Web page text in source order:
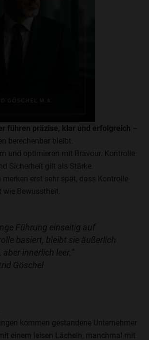
führen präzise, klar und erfolgreich –
berechenbar bleibt.
und optimieren mit Bravour. Kontrolle
Sicherheit gilt als Stärke.
merken erst sehr spät, dass Kontrolle
Bewusstheit.
Führung einseitig auf
basiert, bleibt sie äußerlich
aber innerlich leer.“
Göschel
kommen gestandene Unternehmer
einem leisen Lächeln, manchmal mit